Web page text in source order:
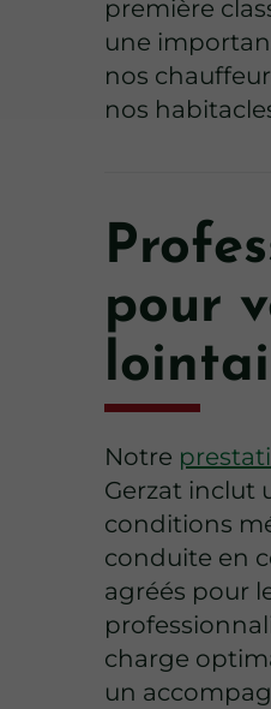
première
une
nos
nos
pour
Notre
Gerzat inclut
conditions
conduite en
agréés pour
charge
un